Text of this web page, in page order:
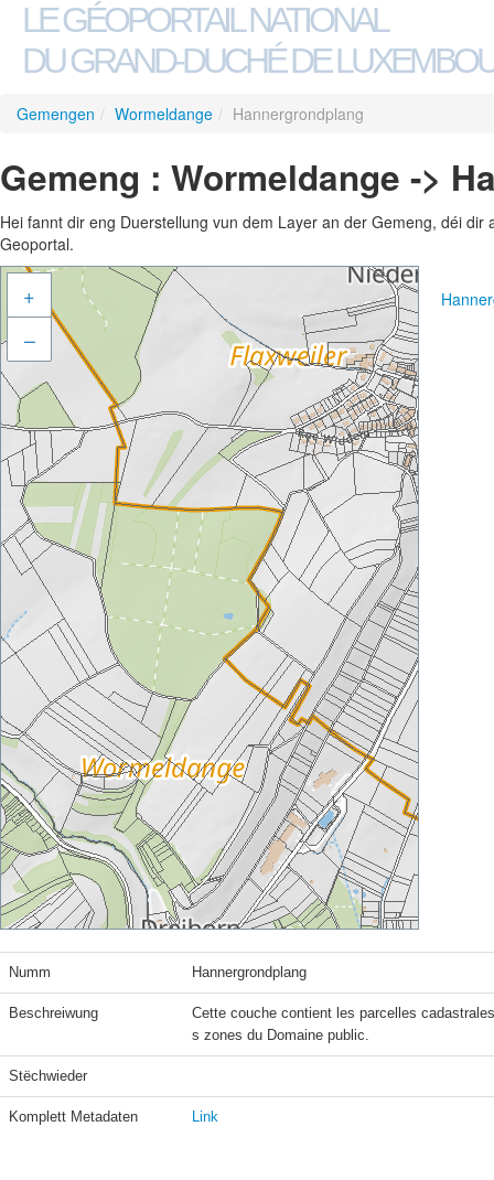
LE GÉOPORTAIL NATIONAL
DU GRAND-DUCHÉ DE
Gemengen / Wormeldange / Hannergrondplang
Gemeng : Wormeldange ->
Hei fannt dir eng Duerstellung vun dem Layer an der Gemeng, déi
Geoportal.
+
–
Numm Hannergrondplang
Beschreiwung
Cette couche contient les parcelles
s zones du Domaine public.
Stëchwieder
Komplett Metadaten Link